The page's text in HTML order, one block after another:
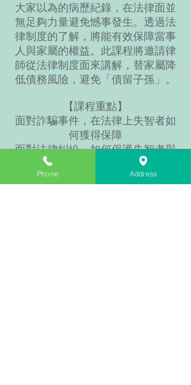
大家以為的病歷紀錄，在法律面並
無足夠力量避免憾事發生。透過法
律制度的了解，將能有效保障當事
人與家屬的權益。此課程將邀請律
師從法律制度面來講解，替家屬降
低債務風險，避免「債留子孫」。
【課程重點】
面對詐騙事件，在法律上失智者如
何獲得保障
面對法律糾紛，如何保護失智者與
Phone Address